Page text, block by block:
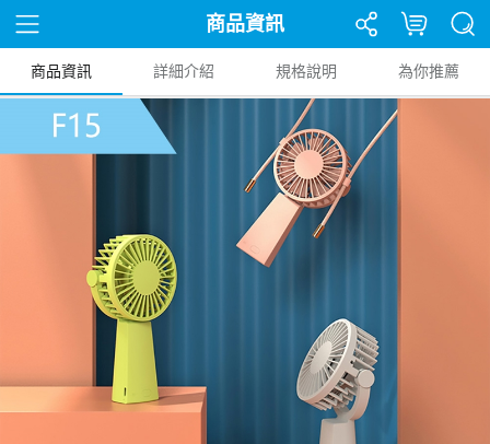
商品資訊
商品資訊 詳細介紹 規格說明 為你推薦